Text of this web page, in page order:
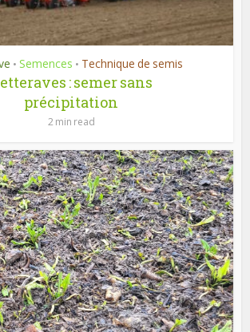
• Semences • Technique de semis
: semer sans
précipitation
2 min read